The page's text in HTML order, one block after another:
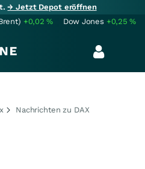
→ Jetzt Depot eröffnen
+0,02% Dow Jones +0,25%
Nachrichten zu DAX